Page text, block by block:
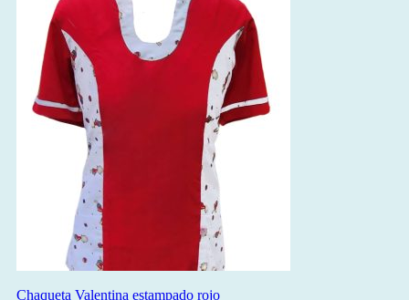
Chaqueta Valentina estampado rojo